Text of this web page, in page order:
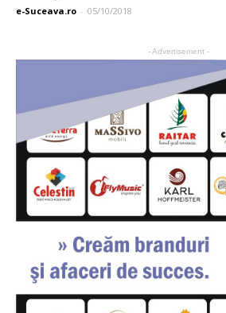
e-Suceava.ro - 05/10/2018
- Advertisement -